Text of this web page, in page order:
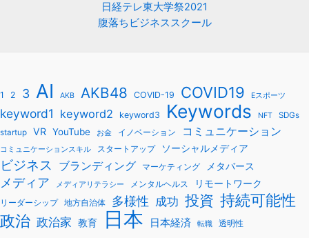
日経テレ東大学祭2021
腹落ちビジネススクール
1 2 3 AI AKB AKB48 COVID-19 COVID19 Eスポーツ
keyword1 keyword2 keyword3 Keywords NFT
SDGs
startup
VR YouTube お金 イノベーション コミュニケーション
コミュニケーションスキル スタートアップ ソーシャルメディア
ビジネス ブランディング マーケティング メタバース
メディア メディアリテラシー メンタルヘルス リモートワーク
リーダーシップ 地方自治体 多様性 成功 投資 持続可能性
政治 政治家 教育 日本 日本経済 転職 透明性